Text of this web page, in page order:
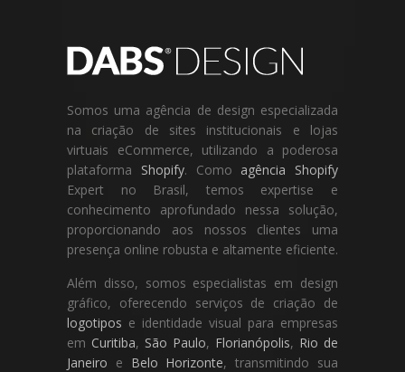
Somos uma agência de design especializada
na criação de sites institucionais e lojas
virtuais eCommerce, utilizando a poderosa
plataforma Shopify. Como agência Shopify
Expert no Brasil, temos expertise e
conhecimento aprofundado nessa solução,
proporcionando aos nossos clientes uma
presença online robusta e altamente eficiente.
Além disso, somos especialistas em design
gráfico, oferecendo serviços de criação de
logotipos e identidade visual para empresas
em Curitiba, São Paulo, Florianópolis, Rio de
Janeiro e Belo Horizonte, transmitindo sua